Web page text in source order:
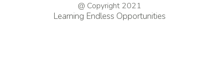
@ Copyright 2021
Learning Endless Opportunities